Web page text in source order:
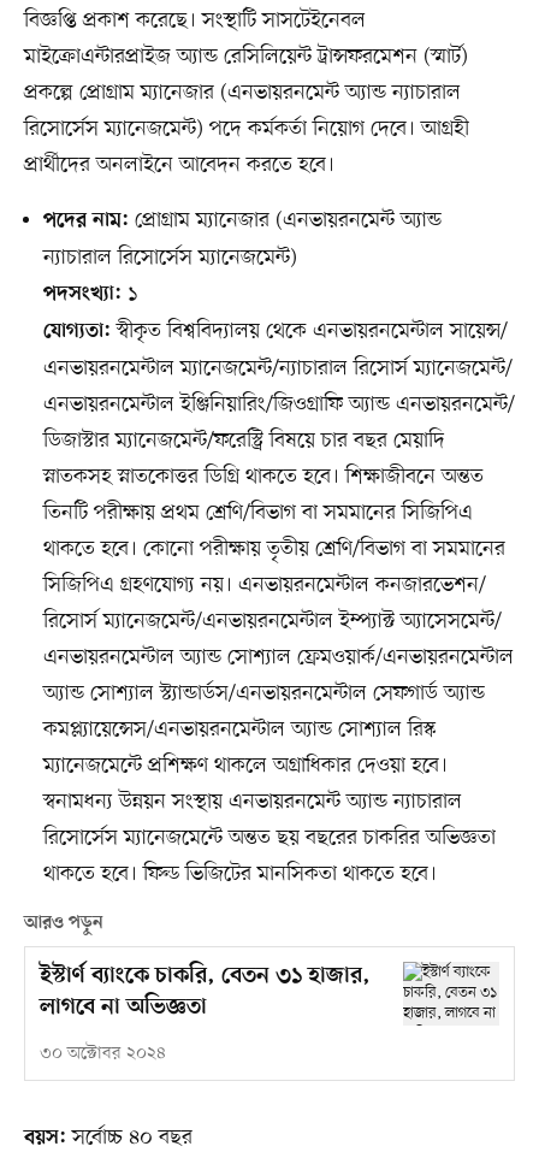
বিজ্ঞপ্তি প্রকাশ করেছে। সংস্থাটি সাসটেইনেবল
মাইক্রোএন্টারপ্রাইজ অ্যান্ড রেসিলিয়েন্ট ট্রান্সফরমেশন (স্মার্ট)
প্রকল্পে প্রোগ্রাম ম্যানেজার (এনভায়রনমেন্ট অ্যান্ড ন্যাচারাল
রিসোর্সেস ম্যানেজমেন্ট) পদে কর্মকর্তা নিয়োগ দেবে। আগ্রহী
প্রার্থীদের অনলাইনে আবেদন করতে হবে।
পদের নাম: প্রোগ্রাম ম্যানেজার (এনভায়রনমেন্ট অ্যান্ড
ন্যাচারাল রিসোর্সেস ম্যানেজমেন্ট)
পদসংখ্যা: ১
যোগ্যতা: স্বীকৃত বিশ্ববিদ্যালয় থেকে এনভায়রনমেন্টাল সায়েন্স/
এনভায়রনমেন্টাল ম্যানেজমেন্ট/ন্যাচারাল রিসোর্স ম্যানেজমেন্ট/
এনভায়রনমেন্টাল ইঞ্জিনিয়ারিং/জিওগ্রাফি অ্যান্ড এনভায়রনমেন্ট/
ডিজাস্টার ম্যানেজমেন্ট/ফরেস্ট্রি বিষয়ে চার বছর মেয়াদি
স্নাতকসহ স্নাতকোত্তর ডিগ্রি থাকতে হবে। শিক্ষাজীবনে অন্তত
তিনটি পরীক্ষায় প্রথম শ্রেণি/বিভাগ বা সমমানের সিজিপিএ
থাকতে হবে। কোনো পরীক্ষায় তৃতীয় শ্রেণি/বিভাগ বা সমমানের
সিজিপিএ গ্রহণযোগ্য নয়। এনভায়রনমেন্টাল কনজারভেশন/
রিসোর্স ম্যানেজমেন্ট/এনভায়রনমেন্টাল ইম্প্যাক্ট অ্যাসেসমেন্ট/
এনভায়রনমেন্টাল অ্যান্ড সোশ্যাল ফ্রেমওয়ার্ক/এনভায়রনমেন্টাল
অ্যান্ড সোশ্যাল স্ট্যান্ডার্ডস/এনভায়রনমেন্টাল সেফগার্ড অ্যান্ড
কমপ্ল্যায়েন্সেস/এনভায়রনমেন্টাল অ্যান্ড সোশ্যাল রিস্ক
ম্যানেজমেন্টে প্রশিক্ষণ থাকলে অগ্রাধিকার দেওয়া হবে।
স্বনামধন্য উন্নয়ন সংস্থায় এনভায়রনমেন্ট অ্যান্ড ন্যাচারাল
রিসোর্সেস ম্যানেজমেন্টে অন্তত ছয় বছরের চাকরির অভিজ্ঞতা
থাকতে হবে। ফিল্ড ভিজিটের মানসিকতা থাকতে হবে।
আরও পড়ুন
ইস্টার্ণ ব্যাংকে চাকরি, বেতন ৩১ হাজার,
লাগবে না অভিজ্ঞতা
৩০ অক্টোবর ২০২৪
বয়স: সর্বোচ্চ ৪০ বছর